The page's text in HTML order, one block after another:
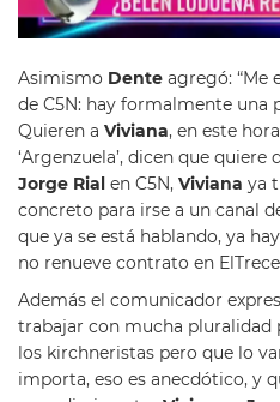
Asimismo Dente agregó: “Me
de C5N: hay formalmente una
Quieren a Viviana, en este
‘Argenzuela’, dicen que quiere
Jorge Rial en C5N, Viviana ya
concreto para irse a un canal
que ya se está hablando, ya hay
no renueve contrato en ElTrece
Además el comunicador
trabajar con mucha pluralidad
los kirchneristas pero que lo
importa, eso es anecdótico, y